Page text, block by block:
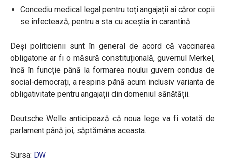
Concediu medical legal pentru toți angajații ai căror copii
se infectează, pentru a sta cu aceștia în carantină
Deși politicienii sunt în general de acord că vaccinarea
obligatorie ar fi o măsură constituțională, guvernul Merkel,
încă în funcție până la formarea noului guvern condus de
social-democrați, a respins până acum inclusiv varianta de
obligativitate pentru angajații din domeniul sănătății.
Deutsche Welle anticipează că noua lege va fi votată de
parlament până joi, săptămâna aceasta.
Sursa: DW